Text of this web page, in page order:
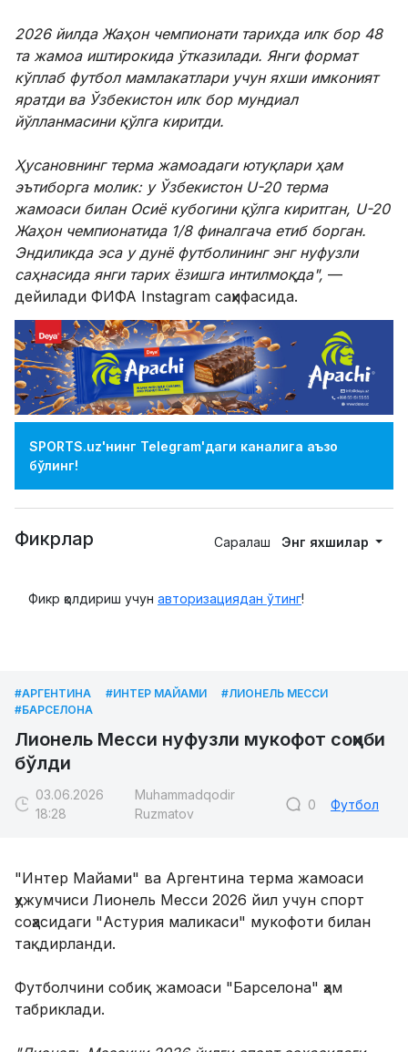
2026 йилда Жаҳон чемпионати тарихда илк бор 48
та жамоа иштирокида ўтказилади. Янги формат
кўплаб футбол мамлакатлари учун яхши имконият
яратди ва Ўзбекистон илк бор мундиал
йўлланмасини қўлга киритди.
Ҳусановнинг терма жамоадаги ютуқлари ҳам
эътиборга молик: у Ўзбекистон U-20 терма
жамоаси билан Осиё кубогини қўлга киритган, U-20
Жаҳон чемпионатида 1/8 финалгача етиб борган.
Эндиликда эса у дунё футболининг энг нуфузли
саҳнасида янги тарих ёзишга интилмоқда", —
дейилади ФИФА Instagram саҳифасида.
SPORTS.uz'нинг Telegram'даги каналига аъзо
бўлинг!
Фикрлар Саралаш Энг яхшилар
Фикр қолдириш учун авторизациядан ўтинг!
#АРГЕНТИНА #ИНТЕР МАЙАМИ
#ЛИОНЕЛЬ МЕССИ
#БАРСЕЛОНА
Лионель Месси нуфузли мукофот соҳиби
бўлди
03.06.2026
18:28
Muhammadqodir
Ruzmatov
0 Футбол
"Интер Майами" ва Аргентина терма жамоаси
ҳужумчиси Лионель Месси 2026 йил учун спорт
соҳасидаги "Астурия маликаси" мукофоти билан
тақдирланди.
Футболчини собиқ жамоаси "Барселона" ҳам
табриклади.